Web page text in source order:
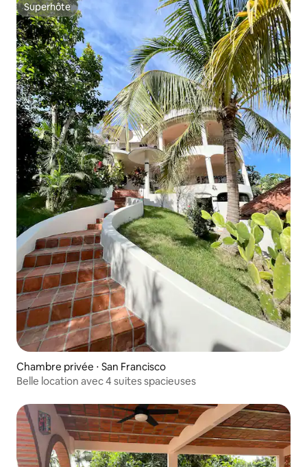
Superhôte
Superhôte
Chambre privée ⋅ San Francisco
Belle location avec 4 suites spacieuses